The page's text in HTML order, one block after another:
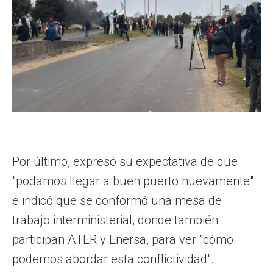
Por último, expresó su expectativa de que
"podamos llegar a buen puerto nuevamente"
e indicó que se conformó una mesa de
trabajo interministerial, donde también
participan ATER y Enersa, para ver "cómo
podemos abordar esta conflictividad".